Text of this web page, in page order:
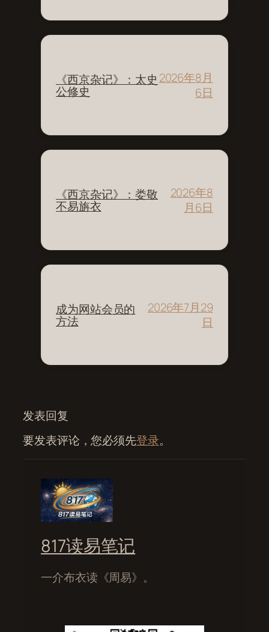
《西京杂记》：太史
公修史
2026年8月
6日
《西京杂记》：娄敬
不易旃衣
2026年8
月6日
成为网站会员的
方法
2026年7月29
日
发表回复
要发表评论，您必须先登录。
817读易笔记
一介布衣读《周易》。